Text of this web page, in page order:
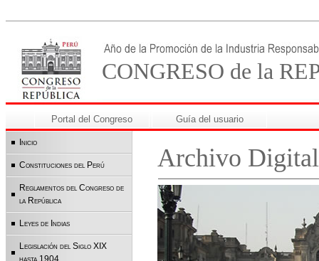
CONGRESO de la
Portal del Congreso Guía del usuario
Archivo
Inicio
Constituciones del Perú
Reglamentos del Congreso de
la República
Leyes de Indias
Legislación del Siglo XIX
hasta 1904